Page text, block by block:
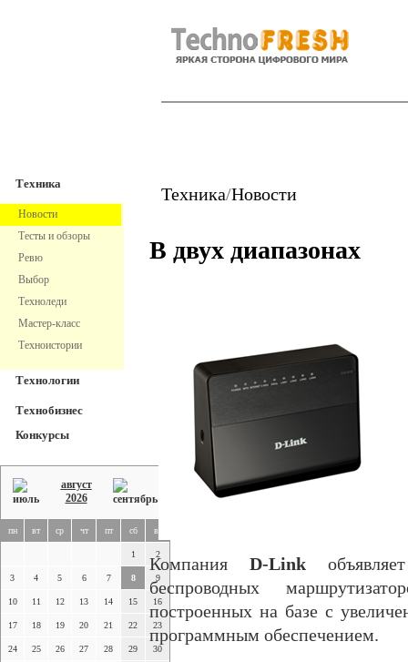
Техника
Новости
Тесты и обзоры
Ревю
Выбор
Техноледи
Мастер-класс
Техноистории
Технологии
Технобизнес
Конкурсы
август
2026
пн вт ср чт пт сб вс
1 2
3 4 5 6 7 8 9
10 11 12 13 14 15 16
17 18 19 20 21 22 23
24 25 26 27 28 29 30
Техника/Новости
В двух диапазонах
Компания D-Link
беспроводных
построенных на базе с
программным обеспечением.